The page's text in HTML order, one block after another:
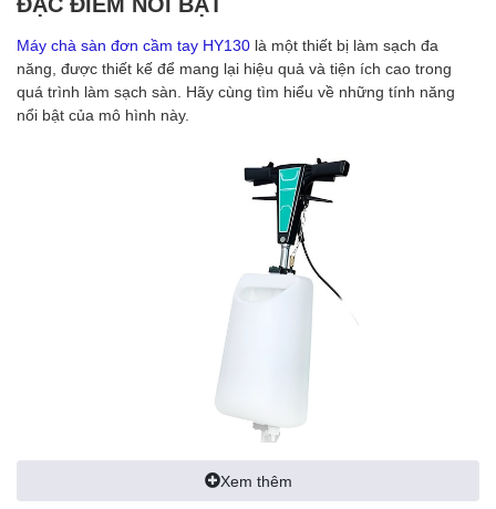
Máy chà sàn đơn cầm tay HY130 là một thiết bị làm sạch đa
năng, được thiết kế để mang lại hiệu quả và tiện ích cao trong
quá trình làm sạch sàn. Hãy cùng tìm hiểu về những tính năng
nổi bật của mô hình này.
Xem thêm